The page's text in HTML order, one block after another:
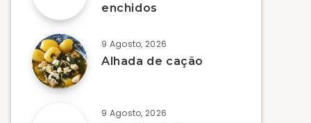
enchidos
9 Agosto, 2026
Alhada de cação
9 Agosto, 2026